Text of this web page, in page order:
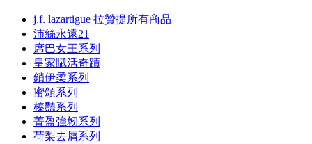
j.f. lazartigue 拉贊提所有商品
沛絲永遠21
席巴女王系列
皇家賦活奇蹟
鎖伊柔系列
蜜頌系列
榛豔系列
菁盈強韌系列
荷梨去屑系列